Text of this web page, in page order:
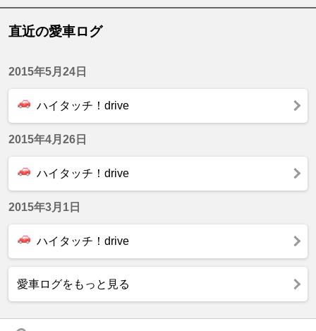
直近の愛車ログ
2015年5月24日
ハイタッチ！drive
2015年4月26日
ハイタッチ！drive
2015年3月1日
ハイタッチ！drive
愛車ログをもっと見る